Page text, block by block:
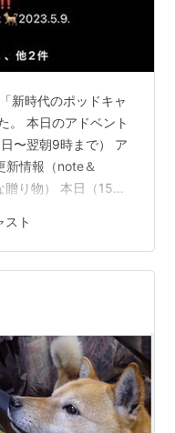
新時代のポッドキャ
。 本日のアドベント
〜翌朝9時まで） ア
新情報（note＆
贈り物） 本日（15
してみてくだ
と続きます。文字起
最近、ポッドキャ
準でつけるようにな
スト